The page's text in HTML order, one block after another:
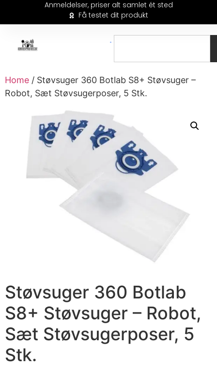
Anmeldelser, priser alt samlet ét sted
Få testet dit produkt
Home / Støvsuger 360 Botlab S8+ Støvsuger –
Robot, Sæt Støvsugerposer, 5 Stk.
Støvsuger 360 Botlab
S8+ Støvsuger – Robot,
Sæt Støvsugerposer, 5
Stk.